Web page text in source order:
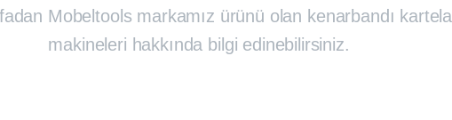
Mobeltools markamız ürünü olan kenarbandı kartela
makineleri hakkında bilgi edinebilirsiniz.